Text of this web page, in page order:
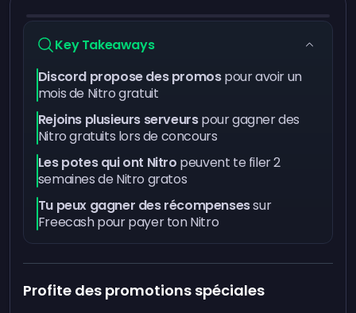
Key Takeaways
Discord propose des promospour avoir un
mois de Nitro gratuit
Rejoins plusieurs serveurspour gagner des
Nitro gratuits lors de concours
Les potes qui ont Nitro peuvent te filer 2
semaines de Nitro gratos
Tu peux gagner des récompensessur
Freecash pour payer ton Nitro
Profite des promotions spéciales